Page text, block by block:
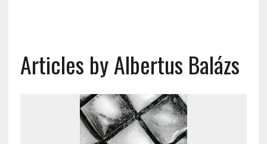
Articles by Albertus Balázs